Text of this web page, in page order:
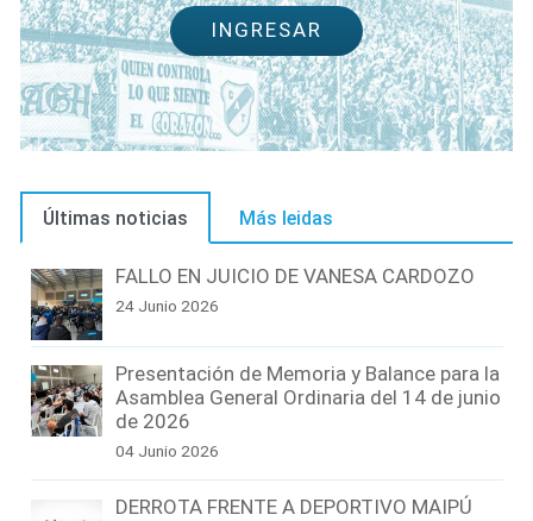
INGRESAR
Últimas noticias Más leidas
FALLO EN JUICIO DE VANESA CARDOZO
24 Junio 2026
Presentación de Memoria y Balance para la
Asamblea General Ordinaria del 14 de junio
de 2026
04 Junio 2026
DERROTA FRENTE A DEPORTIVO MAIPÚ